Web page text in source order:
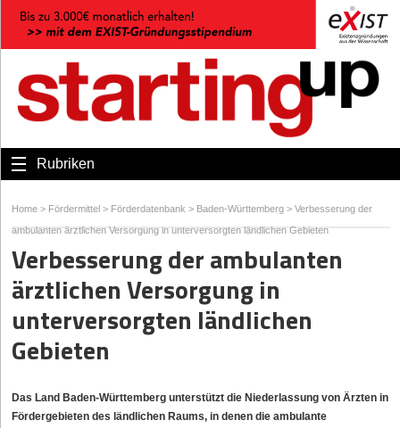
Rubriken
Home > Fördermittel > Förderdatenbank > Baden-Württemberg > Verbesserung der
ambulanten ärztlichen Versorgung in unterversorgten ländlichen Gebieten
Verbesserung der ambulanten
ärztlichen Versorgung in
unterversorgten ländlichen
Gebieten
Das Land Baden-Württemberg unterstützt die Niederlassung von Ärzten in
Fördergebieten des ländlichen Raums, in denen die ambulante